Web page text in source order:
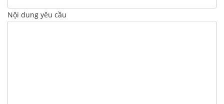
Nội dung yêu cầu